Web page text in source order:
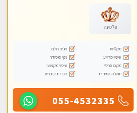
טנטרה
פלטינה
מקלחת
חניה חינם
עיסוי מרגיע
נקי ומסודר
מקום פרטי
עיסוי מקצועי
תמונה אמיתית
דוברת עיברית
055-4532335